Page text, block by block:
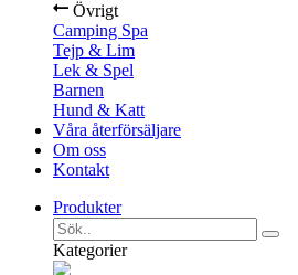
Övrigt
Camping Spa
Tejp & Lim
Lek & Spel
Barnen
Hund & Katt
Våra återförsäljare
Om oss
Kontakt
Produkter
Kategorier